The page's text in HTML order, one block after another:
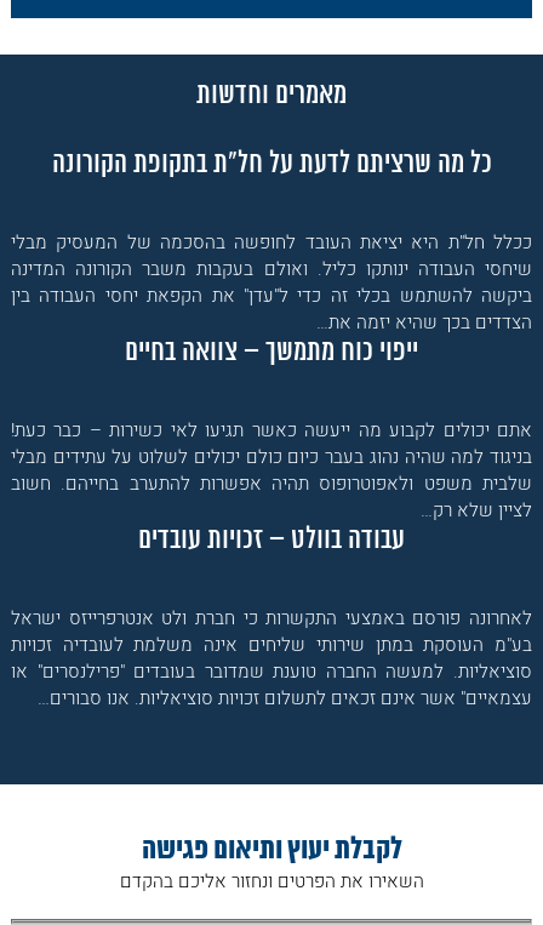
מאמרים וחדשות
כל מה שרציתם לדעת על חל"ת בתקופת הקורונה
ככלל חל"ת היא יציאת העובד לחופשה בהסכמה של המעסיק מבלי
שיחסי העבודה ינותקו כליל. ואולם בעקבות משבר הקורונה המדינה
ביקשה להשתמש בכלי זה כדי ל"עדן" את הקפאת יחסי העבודה בין
הצדדים בכך שהיא יזמה את…
ייפוי כוח מתמשך – צוואה בחיים
אתם יכולים לקבוע מה ייעשה כאשר תגיעו לאי כשירות – כבר כעת!
בניגוד למה שהיה נהוג בעבר כיום כולם יכולים לשלוט על עתידים מבלי
שלבית משפט ולאפוטרופוס תהיה אפשרות להתערב בחייהם. חשוב
לציין שלא רק…
עבודה בוולט – זכויות עובדים
לאחרונה פורסם באמצעי התקשרות כי חברת ולט אנטרפרייזס ישראל
בע"מ העוסקת במתן שירותי שליחים אינה משלמת לעובדיה זכויות
סוציאליות. למעשה החברה טוענת שמדובר בעובדים "פרילנסרים" או
עצמאיים" אשר אינם זכאים לתשלום זכויות סוציאליות. אנו סבורים…
לקבלת יעוץ ותיאום פגישה
השאירו את הפרטים ונחזור אליכם בהקדם